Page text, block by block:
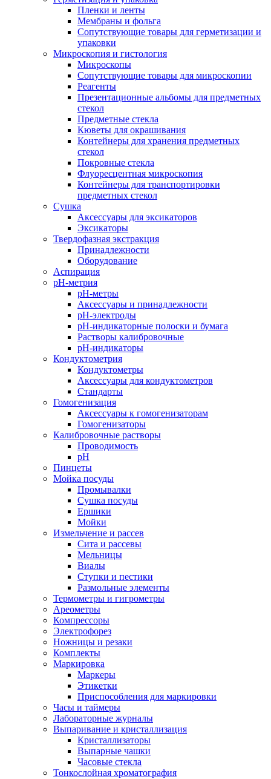
Пленки и ленты
Мембраны и фольга
Сопутствующие товары для герметизации и
упаковки
Микроскопия и гистология
Микроскопы
Сопутствующие товары для микроскопии
Реагенты
Презентационные альбомы для предметных
стекол
Предметные стекла
Кюветы для окрашивания
Контейнеры для хранения предметных
стекол
Покровные стекла
Флуоресцентная микроскопия
Контейнеры для транспортировки
предметных стекол
Сушка
Аксессуары для эксикаторов
Эксикаторы
Твердофазная экстракция
Принадлежности
Оборудование
Аспирация
pH-метрия
pH-метры
Аксессуары и принадлежности
pH-электроды
pH-индикаторные полоски и бумага
Растворы калибровочные
pH-индикаторы
Кондуктометрия
Кондуктометры
Аксессуары для кондуктометров
Стандарты
Гомогенизация
Аксессуары к гомогенизаторам
Гомогенизаторы
Калибровочные растворы
Проводимость
pH
Пинцеты
Мойка посуды
Промывалки
Сушка посуды
Ершики
Мойки
Измельчение и рассев
Сита и рассевы
Мельницы
Виалы
Ступки и пестики
Размольные элементы
Термометры и гигрометры
Ареометры
Компрессоры
Электрофорез
Ножницы и резаки
Комплекты
Маркировка
Маркеры
Этикетки
Приспособления для маркировки
Часы и таймеры
Лабораторные журналы
Выпаривание и кристаллизация
Кристаллизаторы
Выпарные чашки
Часовые стекла
Тонкослойная хроматография